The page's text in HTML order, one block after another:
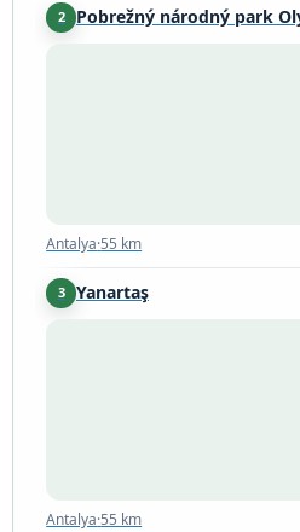
2 Pobrežný národný park
Antalya·55 km
3 Yanartaş
Antalya·55 km